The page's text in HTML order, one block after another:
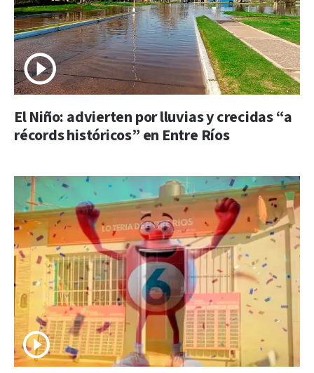
El Niño: advierten por lluvias y crecidas “a
récords históricos” en Entre Ríos